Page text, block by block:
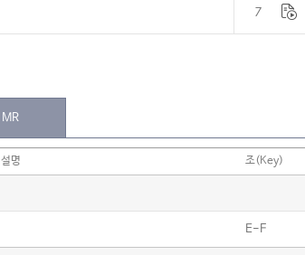
7
11
12
MR
설명 조(Key)
E-F